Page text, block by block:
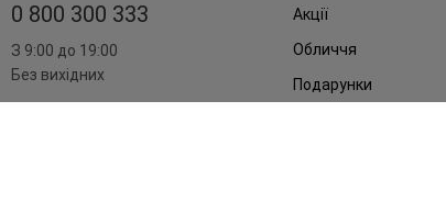
0 800 300 333
З 9:00 до 19:00
Без вихідних
Акції
Обличчя
Подарунки